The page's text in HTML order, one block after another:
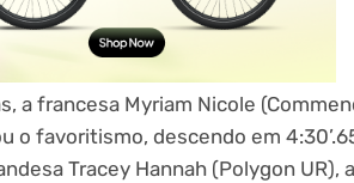
a francesa Myriam Nicole
o favoritismo, descendo em
Tracey Hannah (Polygon UR),